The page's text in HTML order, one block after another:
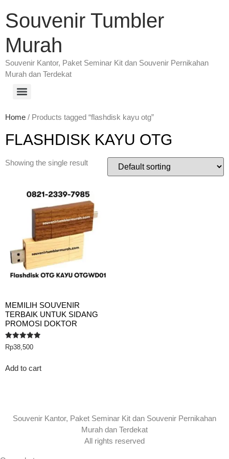
Souvenir Tumbler
Murah
Souvenir Kantor, Paket Seminar Kit dan Souvenir Pernikahan
Murah dan Terdekat
Home / Products tagged “flashdisk kayu otg”
FLASHDISK KAYU OTG
Showing the single result
MEMILIH SOUVENIR
TERBAIK UNTUK SIDANG
PROMOSI DOKTOR
Rated
5.00
Rp38,500
Add to cart
Souvenir Kantor, Paket Seminar Kit dan Souvenir Pernikahan
Murah dan Terdekat
All rights reserved